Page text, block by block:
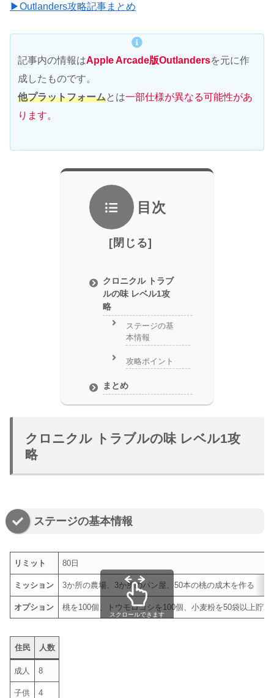
▶Outlanders攻略記事まとめ
記事内の情報はApple Arcade版Outlandersを元に作
成したものです。
他プラットフォームとは一部仕様が異なる可能性があ
ります。
目次
クロニクル トラブ
ルの味 レベル1攻
略
ステージの基
本情報
攻略ポイント
まとめ
クロニクル トラブルの味 レベル1攻
略
ステージの基本情報
リミット 80日
ミッション 3か所の農場、3か所のパン屋、50本の桃の成木を作る
オプション 桃を100個、トウモロコシを100個、小麦粉を50袋以上貯
スクロールできます
住民 人数
成人 8
子供 4